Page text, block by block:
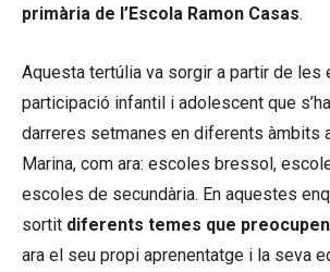
primària de l’Escola Ramon Casas.
Aquesta tertúlia va sorgir a partir de les
participació infantil i adolescent que
darreres setmanes en diferents àmbits
Marina, com ara: escoles bressol,
escoles de secundària. En aquestes
sortit diferents temes que
ara el seu propi aprenentatge i la seva